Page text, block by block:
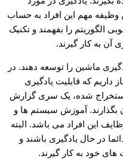
وظیفه مهم این افراد به حساب
الگوریتم را بفهمند و تکنیک
آن به کار گیرند.
ماشین را توسعه دهند. در
داریم که قابلیت یادگیری
استخراج شده، یک سری گزارش
بگذارند. آموزش سیستم ها و
این افراد می باشد. البته
در حال یادگیری باشند و
های خود به کار گیرند.